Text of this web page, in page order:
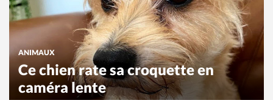
ANIMAUX
Ce chien rate sa croquette en
caméra lente